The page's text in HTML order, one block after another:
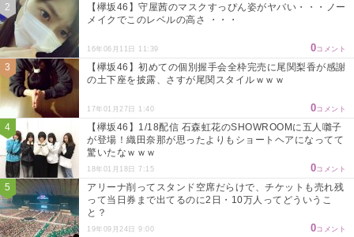
【欅坂46】守屋茜のマスクすっぴん姿がヤバい・・・ノー
メイクでこのレベルの高さ ・・・
16年06月11日 11:39 0コメント
【欅坂46】初めての個別握手会全枠完売に尾関梨香が感謝
の土下座を披露、さすが尾関スタイルｗｗｗ
17年01月27日 1:40 0コメント
【欅坂46】1/18配信 石森虹花のSHOWROOMに五人囃子
が登場！織田奈那が思ったよりもショートヘアになってて
驚いたなｗｗｗ
18年01月18日 7:15 0コメント
アリーナ削ってスタンド空席だらけで、チケットも売れ残
って当日券まで出てるのに2日・10万人ってどういうこ
と？
19年09月24日 9:00 0コメント